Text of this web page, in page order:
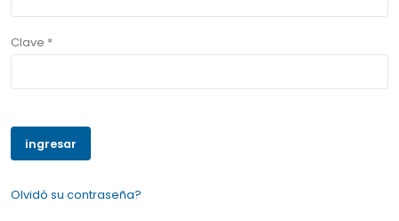
Clave *
Olvidó su contraseña?